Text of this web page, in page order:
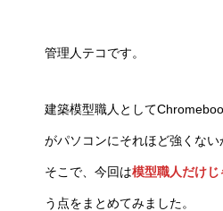
管理人テコです。
建築模型職人として
がパソコンにそれほど強くな
そこで、今回は模型職人だけ
う点をまとめてみました。